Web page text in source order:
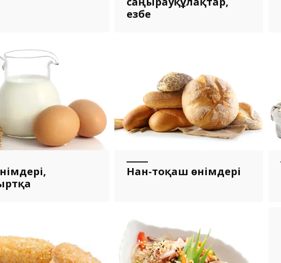
езбе
Нан-тоқаш өнімдері